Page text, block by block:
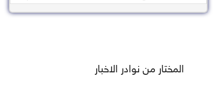
المختار من نوادر الاخبار